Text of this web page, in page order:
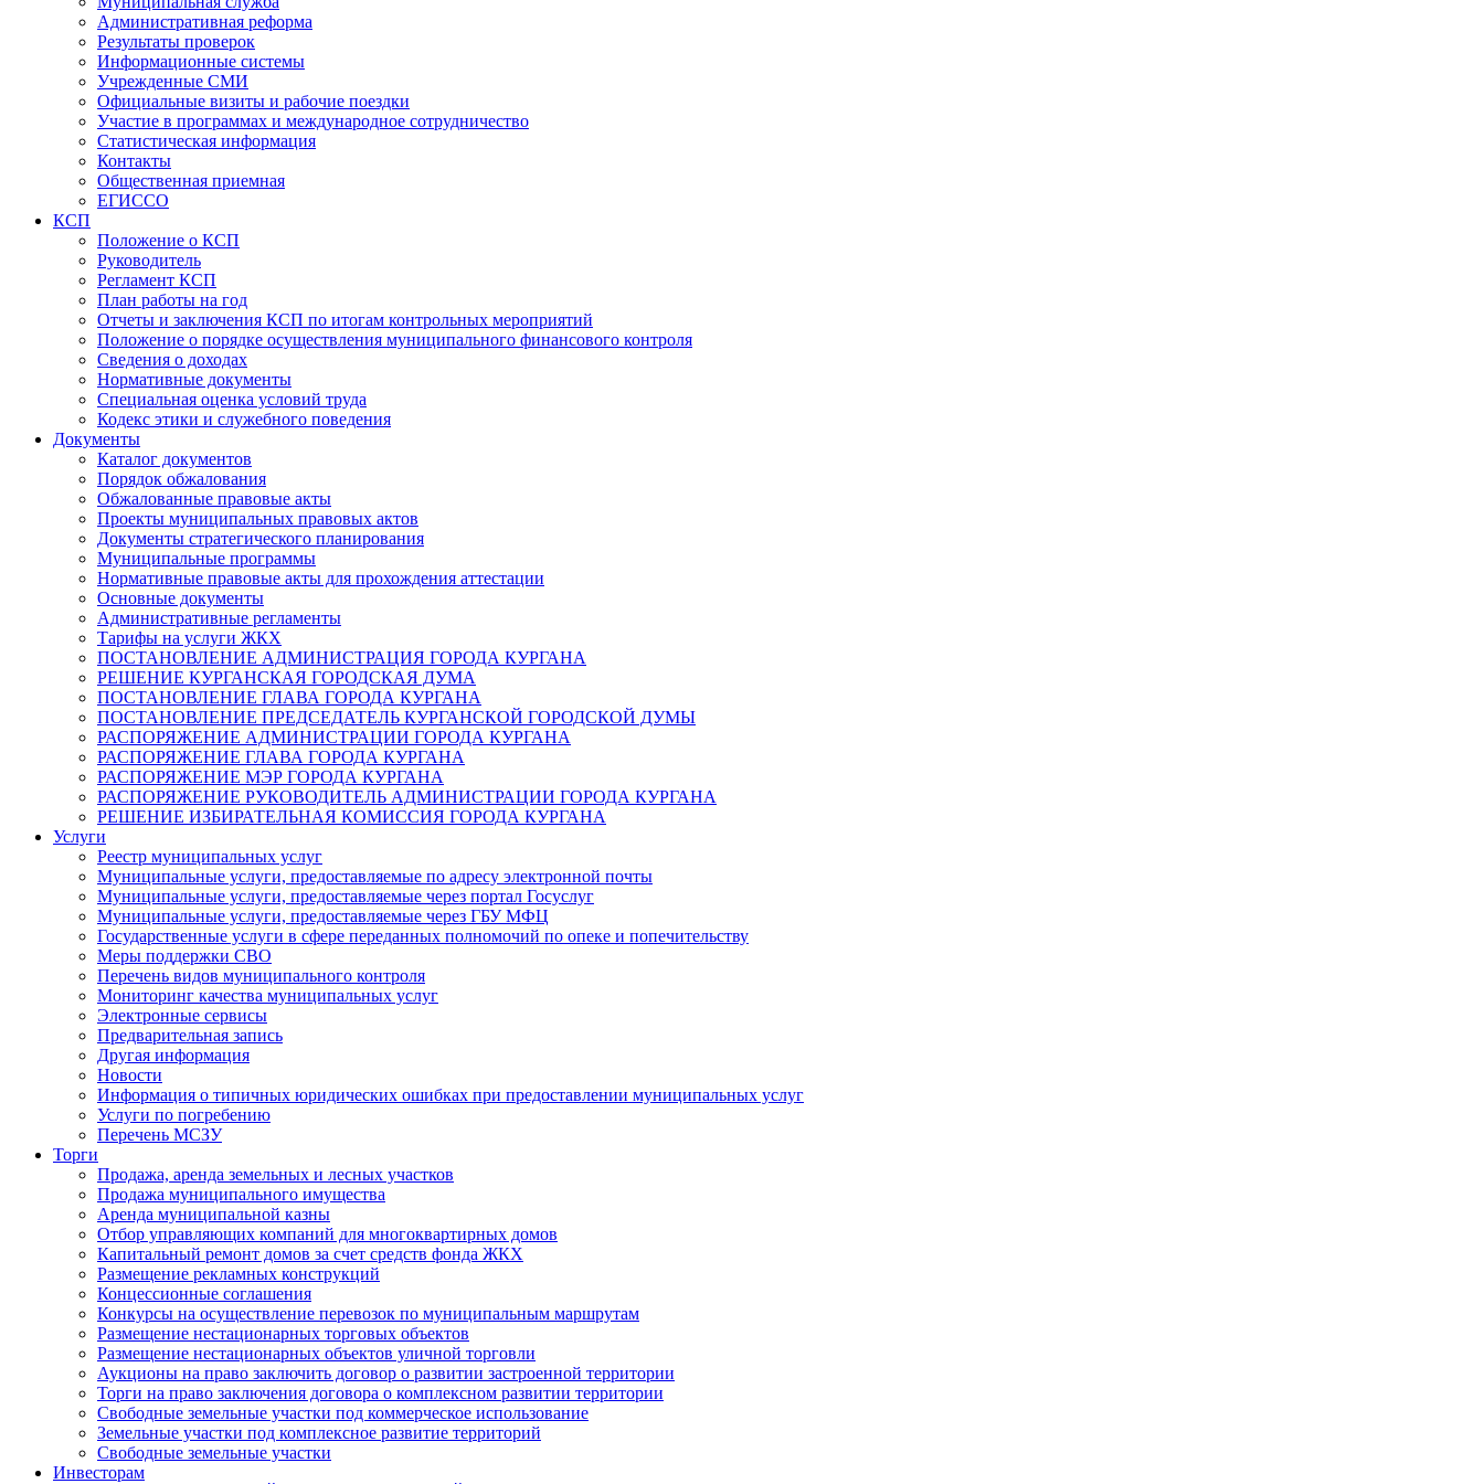
Административная реформа
Результаты проверок
Информационные системы
Учрежденные СМИ
Официальные визиты и рабочие поездки
Участие в программах и международное сотрудничество
Статистическая информация
Контакты
Общественная приемная
ЕГИССО
КСП
Положение о КСП
Руководитель
Регламент КСП
План работы на год
Отчеты и заключения КСП по итогам контрольных мероприятий
Положение о порядке осуществления муниципального финансового контроля
Сведения о доходах
Нормативные документы
Специальная оценка условий труда
Кодекс этики и служебного поведения
Документы
Каталог документов
Порядок обжалования
Обжалованные правовые акты
Проекты муниципальных правовых актов
Документы стратегического планирования
Муниципальные программы
Нормативные правовые акты для прохождения аттестации
Основные документы
Административные регламенты
Тарифы на услуги ЖКХ
ПОСТАНОВЛЕНИЕ АДМИНИСТРАЦИЯ ГОРОДА КУРГАНА
РЕШЕНИЕ КУРГАНСКАЯ ГОРОДСКАЯ ДУМА
ПОСТАНОВЛЕНИЕ ГЛАВА ГОРОДА КУРГАНА
ПОСТАНОВЛЕНИЕ ПРЕДСЕДАТЕЛЬ КУРГАНСКОЙ ГОРОДСКОЙ ДУМЫ
РАСПОРЯЖЕНИЕ АДМИНИСТРАЦИИ ГОРОДА КУРГАНА
РАСПОРЯЖЕНИЕ ГЛАВА ГОРОДА КУРГАНА
РАСПОРЯЖЕНИЕ МЭР ГОРОДА КУРГАНА
РАСПОРЯЖЕНИЕ РУКОВОДИТЕЛЬ АДМИНИСТРАЦИИ ГОРОДА КУРГАНА
РЕШЕНИЕ ИЗБИРАТЕЛЬНАЯ КОМИССИЯ ГОРОДА КУРГАНА
Услуги
Реестр муниципальных услуг
Муниципальные услуги, предоставляемые по адресу электронной почты
Муниципальные услуги, предоставляемые через портал Госуслуг
Муниципальные услуги, предоставляемые через ГБУ МФЦ
Государственные услуги в сфере переданных полномочий по опеке и попечительству
Меры поддержки СВО
Перечень видов муниципального контроля
Мониторинг качества муниципальных услуг
Электронные сервисы
Предварительная запись
Другая информация
Новости
Информация о типичных юридических ошибках при предоставлении муниципальных услуг
Услуги по погребению
Перечень МСЗУ
Торги
Продажа, аренда земельных и лесных участков
Продажа муниципального имущества
Аренда муниципальной казны
Отбор управляющих компаний для многоквартирных домов
Капитальный ремонт домов за счет средств фонда ЖКХ
Размещение рекламных конструкций
Концессионные соглашения
Конкурсы на осуществление перевозок по муниципальным маршрутам
Размещение нестационарных торговых объектов
Размещение нестационарных объектов уличной торговли
Аукционы на право заключить договор о развитии застроенной территории
Торги на право заключения договора о комплексном развитии территории
Свободные земельные участки под коммерческое использование
Земельные участки под комплексное развитие территорий
Свободные земельные участки
Инвесторам